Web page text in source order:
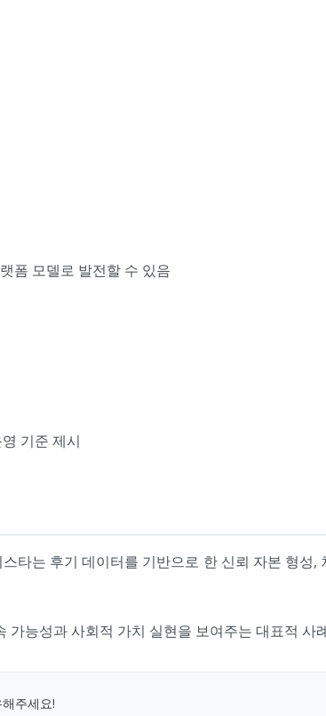
폼 모델로 발전할 수 있음
기준 제시
타는 후기 데이터를 기반으로 한 신뢰 자본 형성
능성과 사회적 가치 실현을 보여주는 대표적 사
주세요!